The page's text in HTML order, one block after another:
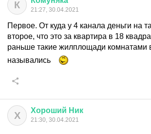
К 21:27, 30.04.2021
Первое. От куда у 4 канала деньги на
второе, что это за квартира в 18
раньше такие жилплощади комнатами
назывались
Х Хороший Ник
21:30, 30.04.2021